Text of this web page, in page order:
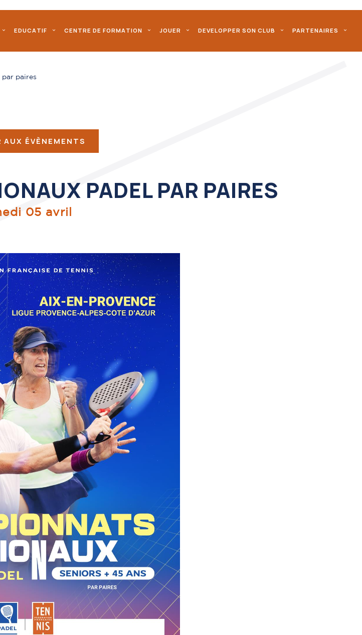
EDUCATIF CENTRE DE FORMATION JOUER DEVELOPPER SON CLUB PARTENAIRES
par paires
AUX ÉVÈNEMENTS
PADEL PAR PAIRES
05 avril